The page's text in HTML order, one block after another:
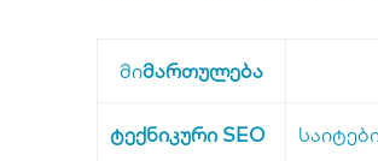
მიმართულება
ტექნიკური SEO